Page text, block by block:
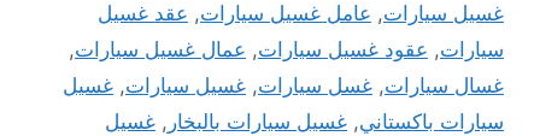
غسيل سيارات, عامل غسيل سيارات, عقد غسيل
سيارات, عقود غسيل سيارات, عمال غسيل سيارات,
غسال سيارات, غسل سيارات, غسيل سيارات, غسيل
سيارات باكستاني, غسيل سيارات بالبخار , غسيل